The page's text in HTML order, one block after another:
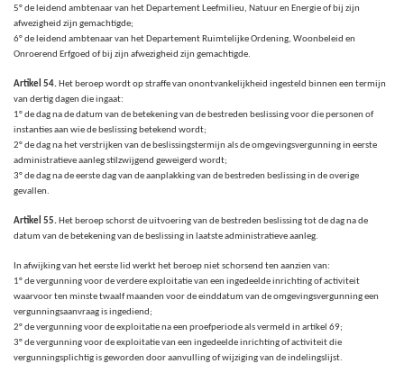
5° de leidend ambtenaar van het Departement Leefmilieu, Natuur en Energie of bij zijn
afwezigheid zijn gemachtigde;
6° de leidend ambtenaar van het Departement Ruimtelijke Ordening, Woonbeleid en
Onroerend Erfgoed of bij zijn afwezigheid zijn gemachtigde.
Artikel 54.Het beroep wordt op straffe van onontvankelijkheid ingesteld binnen een termijn
van dertig dagen die ingaat:
1° de dag na de datum van de betekening van de bestreden beslissing voor die personen of
instanties aan wie de beslissing betekend wordt;
2° de dag na het verstrijken van de beslissingstermijn als de omgevingsvergunning in eerste
administratieve aanleg stilzwijgend geweigerd wordt;
3° de dag na de eerste dag van de aanplakking van de bestreden beslissing in de overige
gevallen.
Artikel 55.Het beroep schorst de uitvoering van de bestreden beslissing tot de dag na de
datum van de betekening van de beslissing in laatste administratieve aanleg.
In afwijking van het eerste lid werkt het beroep niet schorsend ten aanzien van:
1° de vergunning voor de verdere exploitatie van een ingedeelde inrichting of activiteit
waarvoor ten minste twaalf maanden voor de einddatum van de omgevingsvergunning een
vergunningsaanvraag is ingediend;
2° de vergunning voor de exploitatie na een proefperiode als vermeld in artikel 69;
3° de vergunning voor de exploitatie van een ingedeelde inrichting of activiteit die
vergunningsplichtig is geworden door aanvulling of wijziging van de indelingslijst.